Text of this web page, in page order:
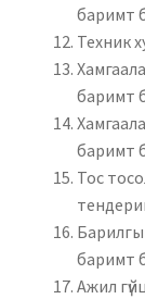
баримт
Техник
баримт
баримт
Тос
баримт
Ажил